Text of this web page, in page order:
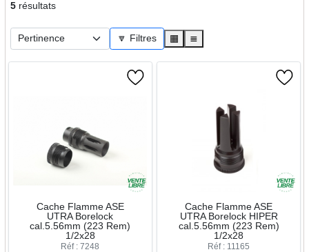
5résultats
🔽 Filtres ▦ ≣
Cache Flamme ASE
UTRA Borelock
cal.5.56mm (223 Rem)
1/2x28
Réf : 7248
Cache Flamme ASE
UTRA Borelock HIPER
cal.5.56mm (223 Rem)
1/2x28
Réf : 11165